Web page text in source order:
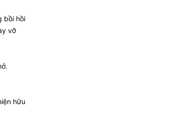
bồi hồi
vỡ
hữu